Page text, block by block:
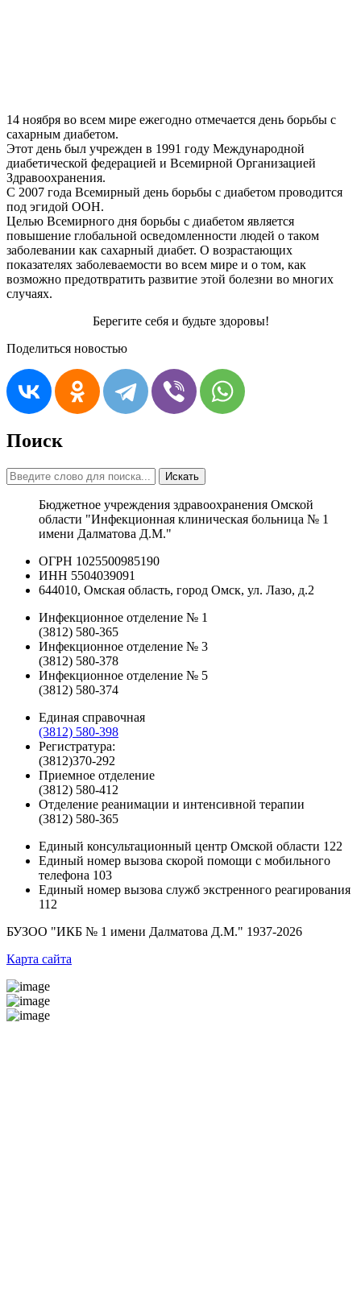
14 ноября во всем мире ежегодно отмечается день борьбы с
сахарным диабетом.
Этот день был учрежден в 1991 году Международной
диабетической федерацией и Всемирной Организацией
Здравоохранения.
С 2007 года Всемирный день борьбы с диабетом проводится
под эгидой ООН.
Целью Всемирного дня борьбы с диабетом является
повышение глобальной осведомленности людей о таком
заболевании как сахарный диабет. О возрастающих
показателях заболеваемости во всем мире и о том, как
возможно предотвратить развитие этой болезни во многих
случаях.
Берегите себя и будьте здоровы!
Поделиться новостью
Поиск
Искать
Бюджетное учреждения здравоохранения Омской
области "Инфекционная клиническая больница № 1
имени Далматова Д.М."
ОГРН 1025500985190
ИНН 5504039091
644010, Омская область, город Омск, ул. Лазо, д.2
Инфекционное отделение № 1
(3812) 580-365
Инфекционное отделение № 3
(3812) 580-378
Инфекционное отделение № 5
(3812) 580-374
Единая справочная
(3812) 580-398
Регистратура:
(3812)370-292
Приемное отделение
(3812) 580-412
Отделение реанимации и интенсивной терапии
(3812) 580-365
Единый консультационный центр Омской области 122
Единый номер вызова скорой помощи с мобильного
телефона 103
Единый номер вызова служб экстренного реагирования
112
БУЗОО "ИКБ № 1 имени Далматова Д.М." 1937-2026
Карта сайта